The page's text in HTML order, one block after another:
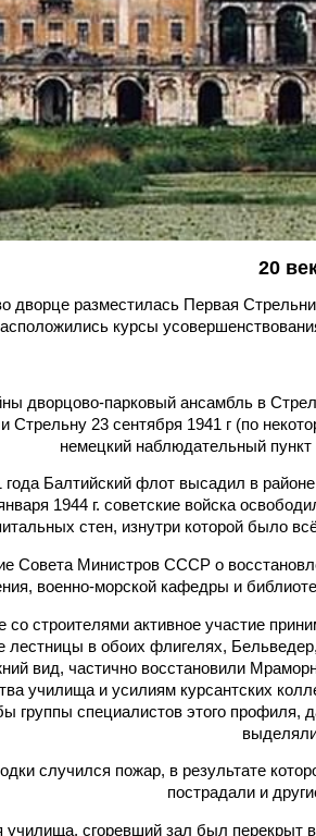
20
дворце разместилась Первая
курсы
дворцово-парковый ансамбль в
Стрельну 23 сентября 1941 г (по
немецкий наблюдательный пункт
года Балтийский флот высадил в
1944 г. советские войска
стен, изнутри которой было
Совета Министров СССР о
военно-морской кафедры и
со строителями активное участие
в обоих флигелях,
вид, частично восстановили
училища и усилиям курсантских
группы специалистов этого
случился пожар, в результате
пострадали и
училища, сгоревший зал был перекрыт